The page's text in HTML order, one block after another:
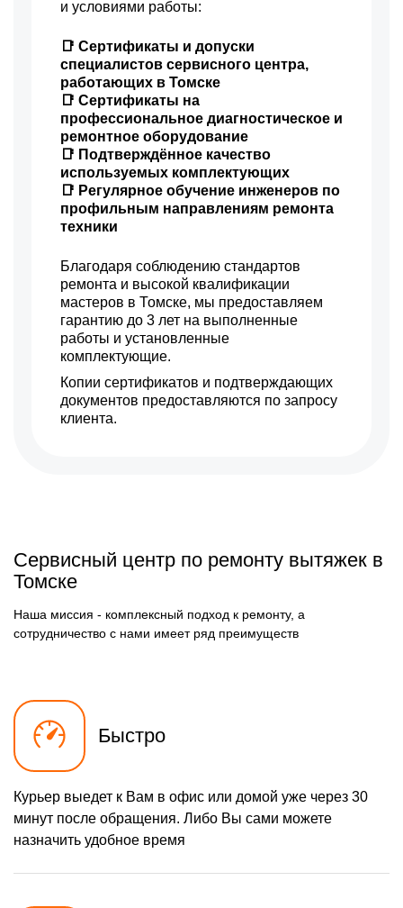
и условиями работы:
📑 Сертификаты и допуски
специалистов сервисного центра,
работающих в Томске
📑 Сертификаты на
профессиональное диагностическое и
ремонтное оборудование
📑 Подтверждённое качество
используемых комплектующих
📑 Регулярное обучение инженеров по
профильным направлениям ремонта
техники
Благодаря соблюдению стандартов
ремонта и высокой квалификации
мастеров в Томске, мы предоставляем
гарантию до 3 лет на выполненные
работы и установленные
комплектующие.
Копии сертификатов и подтверждающих
документов предоставляются по запросу
клиента.
Сервисный центр по ремонту вытяжек в
Томске
Наша миссия - комплексный подход к ремонту, а
сотрудничество с нами имеет ряд преимуществ
Быстро
Курьер выедет к Вам в офис или домой уже через 30
минут после обращения. Либо Вы сами можете
назначить удобное время